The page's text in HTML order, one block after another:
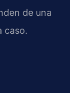
de una
caso.